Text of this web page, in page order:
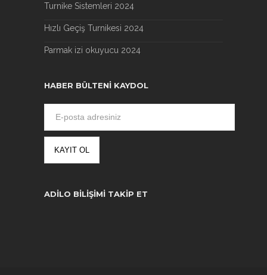
Turnike Sistemleri 2024
Hızlı Geçiş Turnikesi 2024
Parmak izi okuyucu 2024
HABER BÜLTENI KAYDOL
ADILO BILIŞIMI TAKIP ET